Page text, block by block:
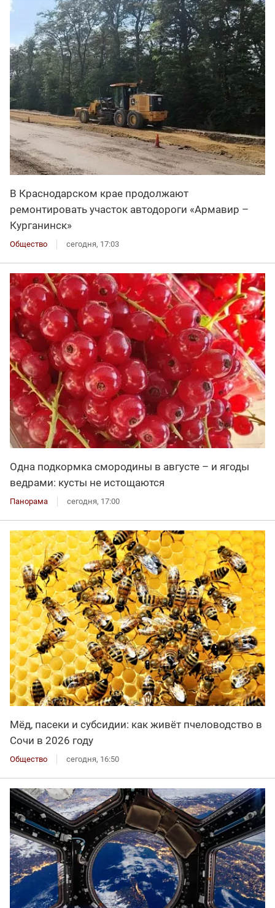
В Краснодарском крае продолжают
ремонтировать участок автодороги «Армавир –
Курганинск»
Общество сегодня, 17:03
Одна подкормка смородины в августе – и ягоды
ведрами: кусты не истощаются
Панорама сегодня, 17:00
Мёд, пасеки и субсидии: как живёт пчеловодство в
Сочи в 2026 году
Общество сегодня, 16:50